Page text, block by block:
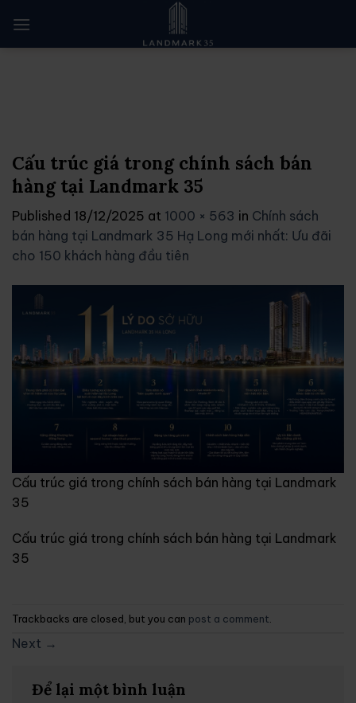
content
Cấu trúc giá trong chính sách bán
hàng tại Landmark 35
Published 18/12/2025 at 1000 × 563 in Chính sách
bán hàng tại Landmark 35 Hạ Long mới nhất: Ưu đãi
cho 150 khách hàng đầu tiên
Cấu trúc giá trong chính sách bán hàng tại Landmark
35
Cấu trúc giá trong chính sách bán hàng tại Landmark
35
Trackbacks are closed, but you can post a comment
Next →
Để lại một bình luận